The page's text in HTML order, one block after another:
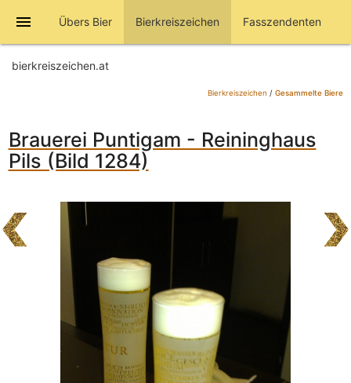
menu Übers Bier Bierkreiszeichen Fasszendenten
bierkreiszeichen.at
Bierkreiszeichen / Gesammelte Biere
Brauerei Puntigam - Reininghaus
Pils (Bild 1284)